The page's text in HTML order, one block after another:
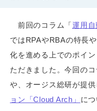
前回のコラム「運用
ではRPAやRBAの特長
化を進める上でのポイ
ただきました。今回の
や、オージス総研が提
ョン「Cloud Arch」 に